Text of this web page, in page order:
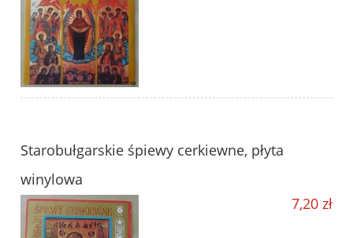
Starobułgarskie śpiewy cerkiewne, płyta
winylowa
7,20 zł